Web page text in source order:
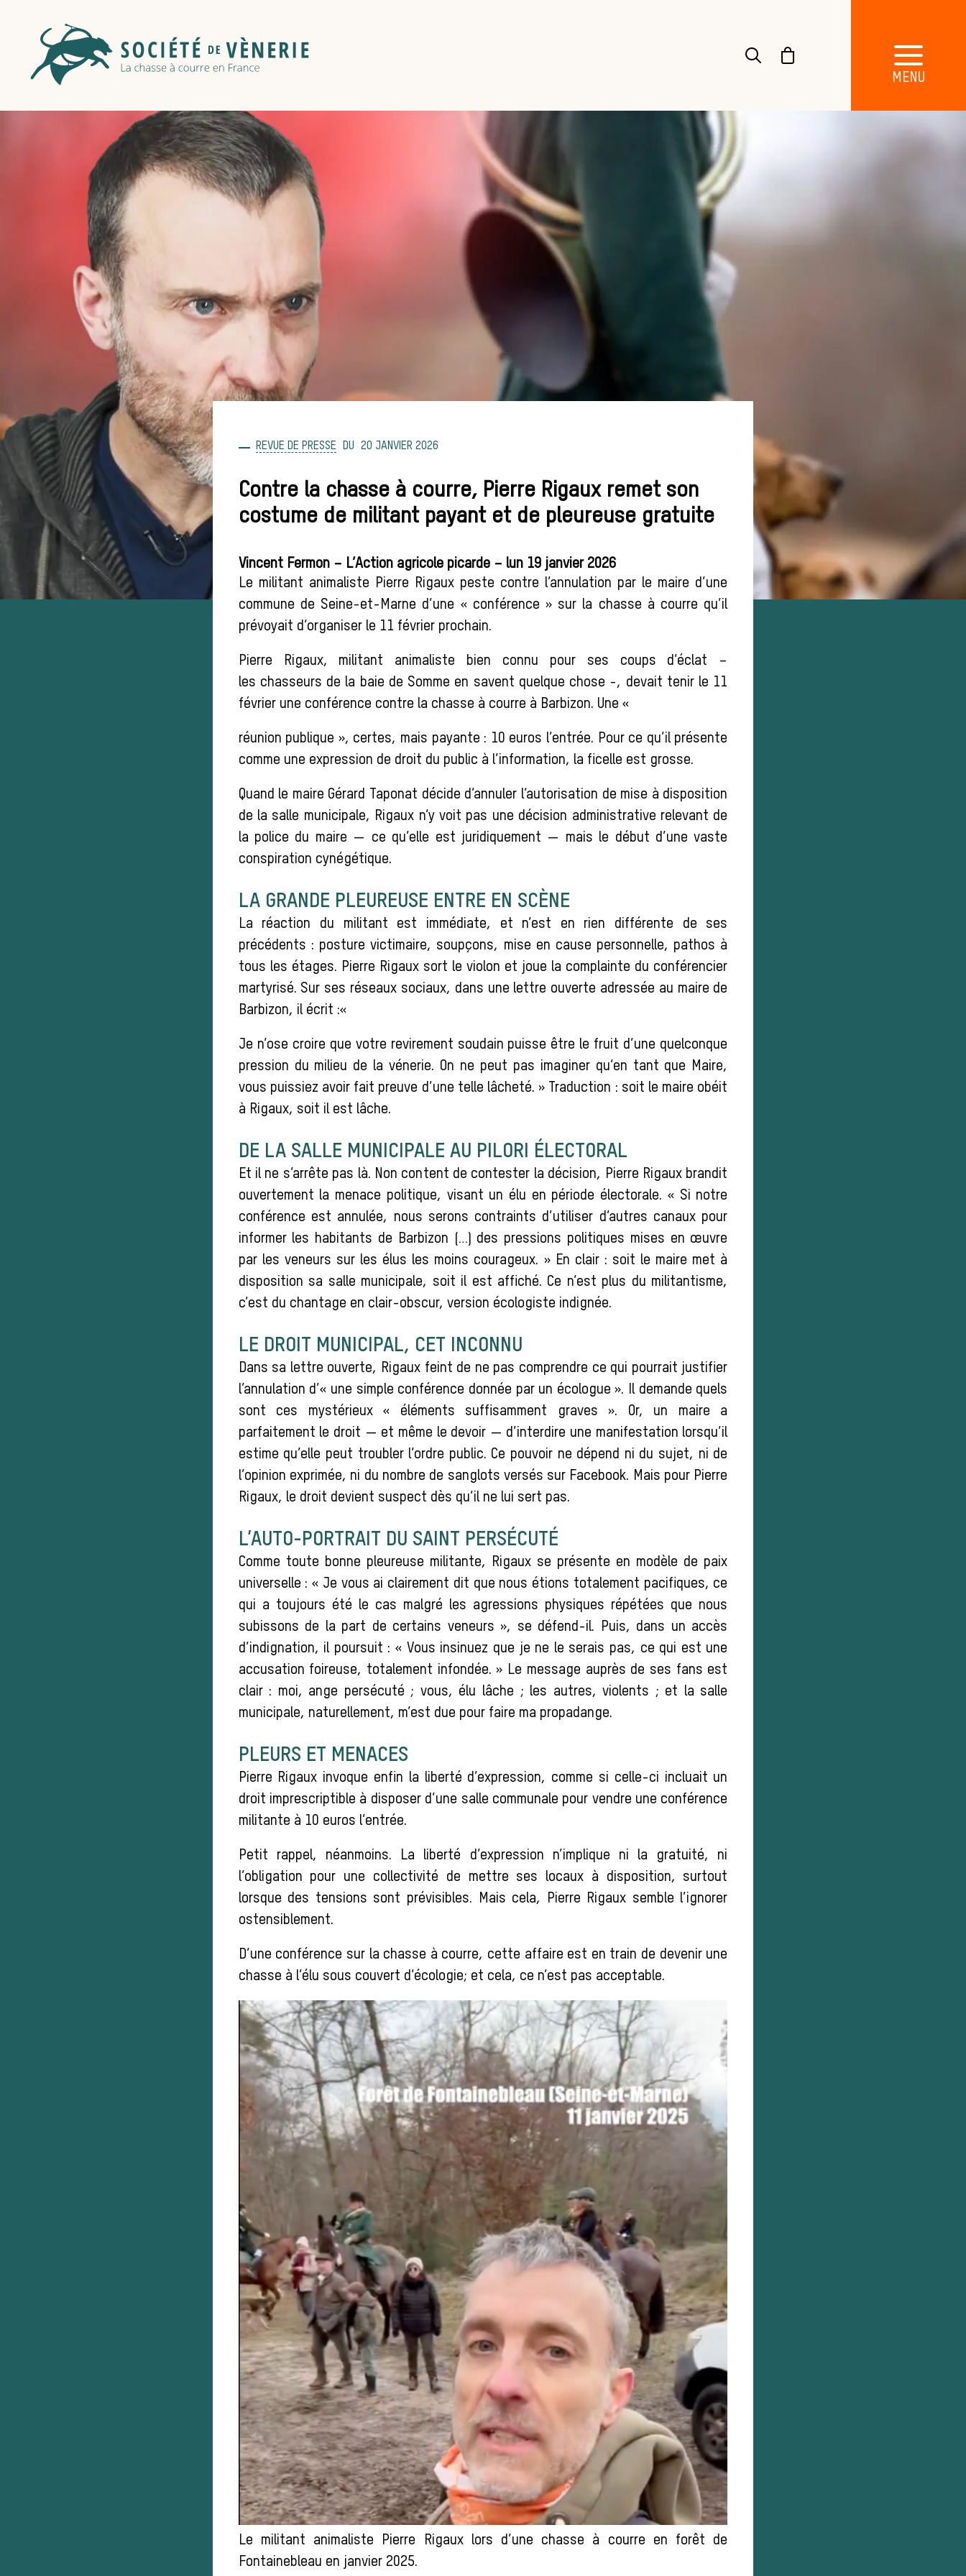
REVUE DE PRESSE 20 JANVIER 2026
Contre la chasse à courre, Pierre Rigaux remet son
costume de militant payant et de pleureuse gratuite
Vincent Fermon – L’Action agricole picarde – lun 19 janvier 2026
Le militant animaliste Pierre Rigaux peste contre l’annulation par le maire d’une
commune de Seine-et-Marne d’une « conférence » sur la chasse à courre qu’il
prévoyait d’organiser le 11 février prochain.
Pierre Rigaux, militant animaliste bien connu pour ses coups d’éclat –
les chasseurs de la baie de Somme en savent quelque chose -, devait tenir le 11
février une conférence contre la chasse à courre à Barbizon. Une «
réunion publique », certes, mais payante : 10 euros l’entrée. Pour ce qu’il présente
comme une expression de droit du public à l’information, la ficelle est grosse.
Quand le maire Gérard Taponat décide d’annuler l’autorisation de mise à disposition
de la salle municipale, Rigaux n’y voit pas une décision administrative relevant de
la police du maire — ce qu’elle est juridiquement — mais le début d’une vaste
conspiration cynégétique.
LA GRANDE PLEUREUSE ENTRE EN SCÈNE
La réaction du militant est immédiate, et n’est en rien différente de ses
précédents : posture victimaire, soupçons, mise en cause personnelle, pathos à
tous les étages. Pierre Rigaux sort le violon et joue la complainte du conférencier
martyrisé. Sur ses réseaux sociaux, dans une lettre ouverte adressée au maire de
Barbizon, il écrit :«
Je n’ose croire que votre revirement soudain puisse être le fruit d’une quelconque
pression du milieu de la vénerie. On ne peut pas imaginer qu’en tant que Maire,
vous puissiez avoir fait preuve d’une telle lâcheté. » Traduction : soit le maire obéit
à Rigaux, soit il est lâche.
DE LA SALLE MUNICIPALE AU PILORI ÉLECTORAL
Et il ne s’arrête pas là. Non content de contester la décision, Pierre Rigaux brandit
ouvertement la menace politique, visant un élu en période électorale. « Si notre
conférence est annulée, nous serons contraints d’utiliser d’autres canaux pour
informer les habitants de Barbizon (…) des pressions politiques mises en œuvre
par les veneurs sur les élus les moins courageux. » En clair : soit le maire met à
disposition sa salle municipale, soit il est affiché. Ce n’est plus du militantisme,
c’est du chantage en clair-obscur, version écologiste indignée.
LE DROIT MUNICIPAL, CET INCONNU
Dans sa lettre ouverte, Rigaux feint de ne pas comprendre ce qui pourrait justifier
l’annulation d’« une simple conférence donnée par un écologue ». Il demande quels
sont ces mystérieux « éléments suffisamment graves ». Or, un maire a
parfaitement le droit — et même le devoir — d’interdire une manifestation lorsqu’il
estime qu’elle peut troubler l’ordre public. Ce pouvoir ne dépend ni du sujet, ni de
l’opinion exprimée, ni du nombre de sanglots versés sur Facebook. Mais pour Pierre
Rigaux, le droit devient suspect dès qu’il ne lui sert pas.
L’AUTO-PORTRAIT DU SAINT PERSÉCUTÉ
Comme toute bonne pleureuse militante, Rigaux se présente en modèle de paix
universelle : « Je vous ai clairement dit que nous étions totalement pacifiques, ce
qui a toujours été le cas malgré les agressions physiques répétées que nous
subissons de la part de certains veneurs », se défend-il. Puis, dans un accès
d’indignation, il poursuit : « Vous insinuez que je ne le serais pas, ce qui est une
accusation foireuse, totalement infondée. » Le message auprès de ses fans est
clair : moi, ange persécuté ; vous, élu lâche ; les autres, violents ; et la salle
municipale, naturellement, m’est due pour faire ma propadange.
PLEURS ET MENACES
Pierre Rigaux invoque enfin la liberté d’expression, comme si celle-ci incluait un
droit imprescriptible à disposer d’une salle communale pour vendre une conférence
militante à 10 euros l’entrée.
Petit rappel, néanmoins. La liberté d’expression n’implique ni la gratuité, ni
l’obligation pour une collectivité de mettre ses locaux à disposition, surtout
lorsque des tensions sont prévisibles. Mais cela, Pierre Rigaux semble l’ignorer
ostensiblement.
D’une conférence sur la chasse à courre, cette affaire est en train de devenir une
chasse à l’élu sous couvert d’écologie; et cela, ce n’est pas acceptable.
Le militant animaliste Pierre Rigaux lors d’une chasse à courre en forêt de
Fontainebleau en janvier 2025.